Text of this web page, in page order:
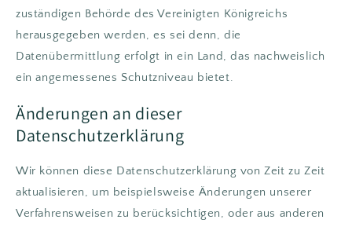
zuständigen Behörde des Vereinigten Königreichs
herausgegeben werden, es sei denn, die
Datenübermittlung erfolgt in ein Land, das nachweislich
ein angemessenes Schutzniveau bietet.
Änderungen an dieser
Datenschutzerklärung
Wir können diese Datenschutzerklärung von Zeit zu Zeit
aktualisieren, um beispielsweise Änderungen unserer
Verfahrensweisen zu berücksichtigen, oder aus anderen